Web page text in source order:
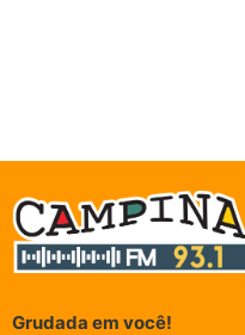
Grudada em você!